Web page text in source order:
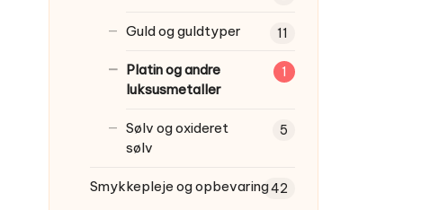
Guld og guldtyper 11
Platin og andre
luksusmetaller
1
Sølv og oxideret
sølv
5
Smykkepleje og opbevaring42